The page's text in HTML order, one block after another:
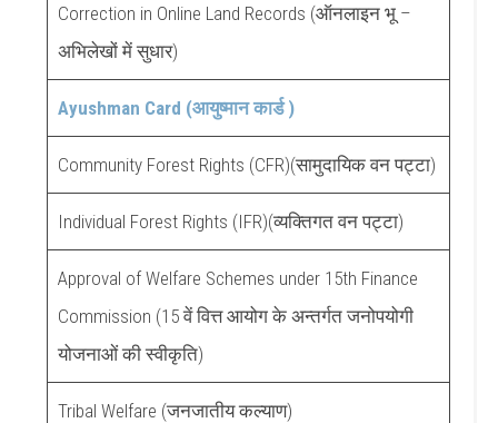
Correction in Online Land Records (ऑनलाइन भू –
अभिलेखों में सुधार)
Ayushman Card (आयुष्मान कार्ड )
Community Forest Rights (CFR)(सामुदायिक वन पट्टा)
Individual Forest Rights (IFR)(व्यक्तिगत वन पट्टा)
Approval of Welfare Schemes under 15th Finance
Commission (15 वें वित्त आयोग के अन्तर्गत जनोपयोगी
योजनाओं की स्वीकृति)
Tribal Welfare (जनजातीय कल्याण)